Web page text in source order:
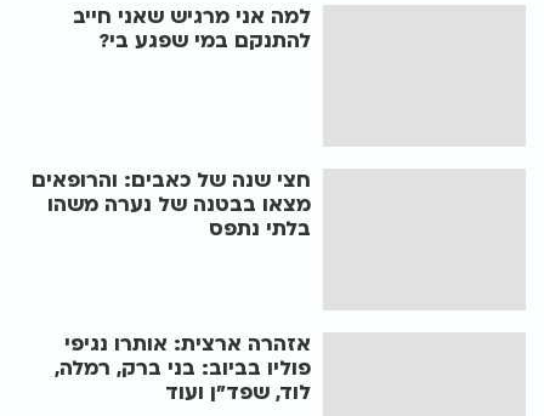
למה אני מרגיש שאני חייב
להתנקם במי שפגע בי?
חצי שנה של כאבים: והרופאים
מצאו בבטנה של נערה משהו
בלתי נתפס
אזהרה ארצית: אותרו נגיפי
פוליו בביוב: בני ברק, רמלה,
לוד, שפד"ן ועוד